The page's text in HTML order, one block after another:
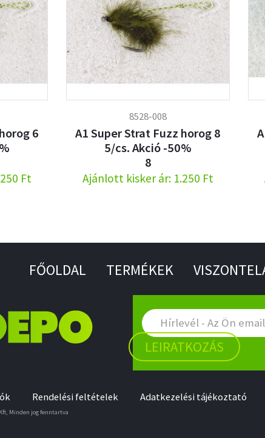
6
Ft
8528-008
A1 Super Strat Fuzz horog 8
5/cs. Akció -50%
8
Ajánlott kisker ár: 1.250 Ft
FŐOLDAL TERMÉKEK
LEIRATKOZÁS
Rendelési feltételek Adatkezelési tájékoztató
Minden jog fenntartva